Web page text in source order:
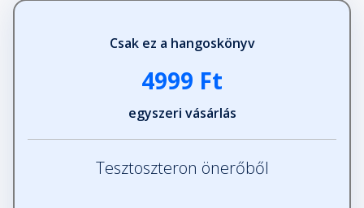
Csak ez a hangoskönyv
4999 Ft
egyszeri vásárlás
Tesztoszteron önerőből